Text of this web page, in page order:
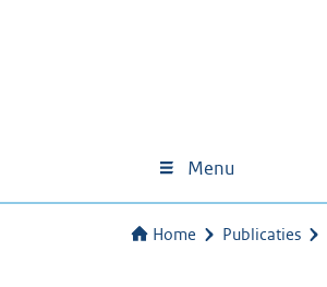
Menu
Home Publicaties